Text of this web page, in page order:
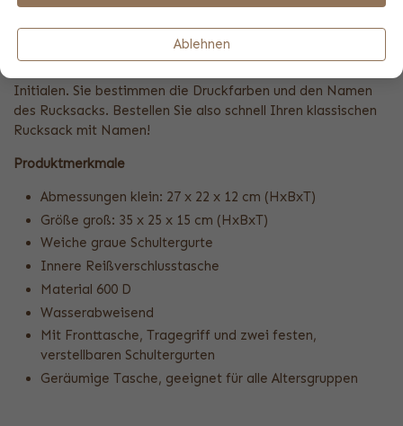
Das ist ideal, wenn der Rucksack Ihres Kindes zwischen all
den anderen Rucksäcken in der Schule oder im Kindergarten
steht. Wählen Sie oben Ihr Lieblingslogo, Ihren eigenen
Initialen. Sie bestimmen die Druckfarben und den Namen
des Rucksacks. Bestellen Sie also schnell Ihren klassischen
Rucksack mit Namen!
Produktmerkmale
Abmessungen klein: 27 x 22 x 12 cm (HxBxT)
Größe groß: 35 x 25 x 15 cm (HxBxT)
Weiche graue Schultergurte
Innere Reißverschlusstasche
Material 600 D
Wasserabweisend
Mit Fronttasche, Tragegriff und zwei festen,
verstellbaren Schultergurten
Geräumige Tasche, geeignet für alle Altersgruppen
Ablehnen